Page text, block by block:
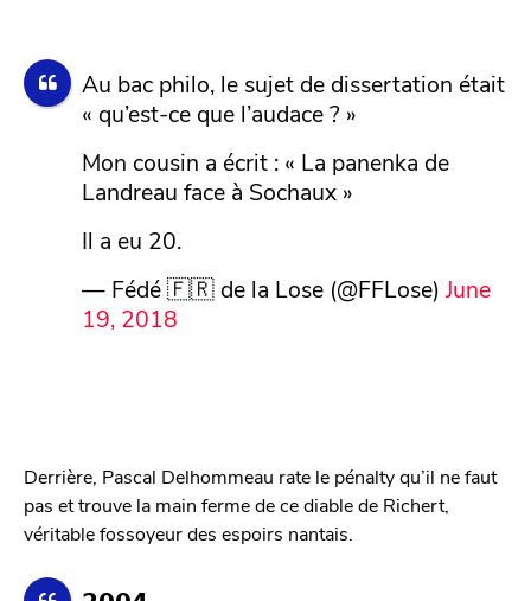
Au bac philo, le sujet de dissertation était
« qu’est-ce que l’audace ? »
Mon cousin a écrit : « La panenka de
Landreau face à Sochaux »
Il a eu 20.
— Fédé 🇫🇷 de la Lose (@FFLose) June
19, 2018
Derrière, Pascal Delhommeau rate le pénalty qu’il ne faut
pas et trouve la main ferme de ce diable de Richert,
véritable fossoyeur des espoirs nantais.